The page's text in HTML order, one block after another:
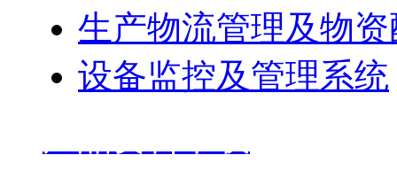
生产物流管理及物
设备监控及管理系统